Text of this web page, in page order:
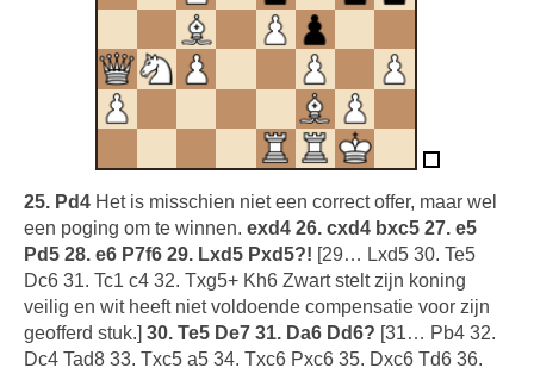
25. Pd4 Het is misschien niet een correct offer, maar wel
een poging om te winnen. exd4 26. cxd4 bxc5 27. e5
Pd5 28. e6 P7f6 29. Lxd5 Pxd5?! [29… Lxd5 30. Te5
Dc6 31. Tc1 c4 32. Txg5+ Kh6 Zwart stelt zijn koning
veilig en wit heeft niet voldoende compensatie voor zijn
geofferd stuk.] 30. Te5 De7 31. Da6 Dd6? [31… Pb4 32.
Dc4 Tad8 33. Txc5 a5 34. Txc6 Pxc6 35. Dxc6 Td6 36.